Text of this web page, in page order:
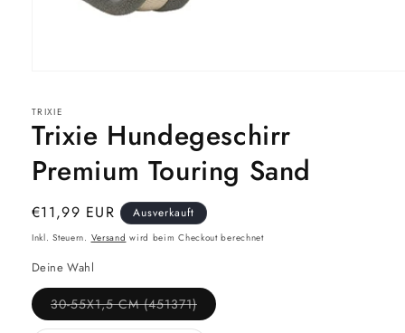
Modal
öffnen
TRIXIE
Trixie Hundegeschirr
Premium Touring Sand
Normaler
Preis
€11,99 EUR Ausverkauft
Inkl. Steuern. Versand wird beim Checkout berechnet
Deine Wahl
30-55X1,5 CM (451371)Variante
ausverkauft